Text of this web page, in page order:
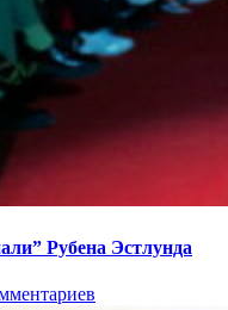
Рубена Эстлунда